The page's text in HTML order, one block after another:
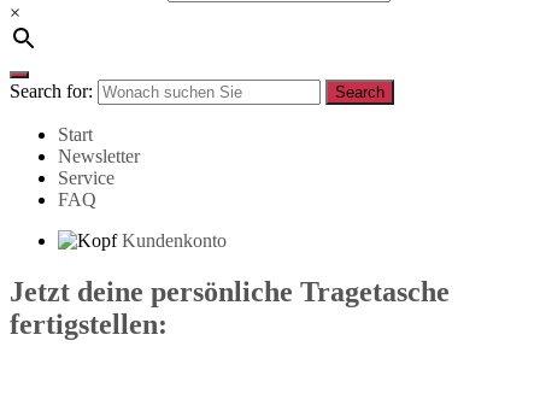
×
Search for: Search
Start
Newsletter
Service
FAQ
Kundenkonto
Jetzt deine persönliche Tragetasche
fertigstellen: